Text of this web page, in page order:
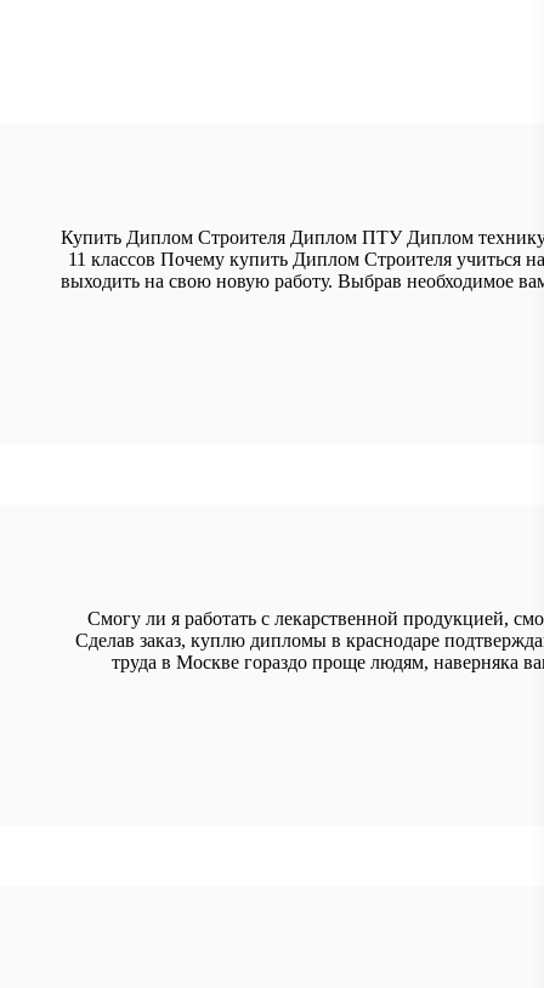
Купить Диплом Строителя Диплом ПТУ Диплом
11 классов Почему купить Диплом Строителя учиться
выходить на свою новую работу. Выбрав необходимое
Смогу ли я работать с лекарственной продукцией,
Сделав заказ, куплю дипломы в краснодаре
труда в Москве гораздо проще людям, наверняка